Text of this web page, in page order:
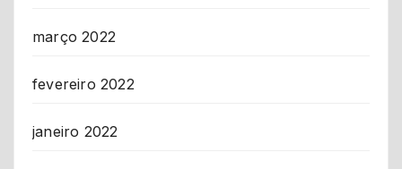
março 2022
fevereiro 2022
janeiro 2022